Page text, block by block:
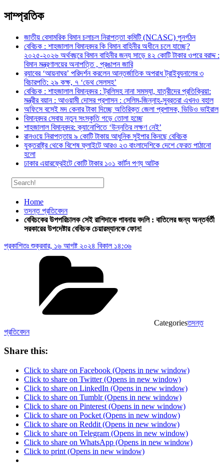
সাম্প্রতিক
জাতীয় বেসামরিক বিমান চলাচল নিরাপত্তা কমিটি (NCASC) পুনর্গঠন
বেবিচক : শাহজালাল বিমানবন্দর কি বিমান বাহিনীর অধীনে চলে যাচ্ছে?
২০২৫-২০২৬ অর্থবছরে বিমান বাহিনীর জন্য সাড়ে ৪২ কোটি টাকার ওপরে বরাদ্দ :
বিমান মন্ত্রণালয়ের অনাপত্তি , প্রঙাপন জারি
র‍্যাবের ‘আয়নাঘর’ পরিদর্শন করলেন আন্তর্জাতিক অপরাধ ট্রাইব্যুনালের ৩
বিচারপতি: ২৯ কক্ষ, ৭ ‘ডেথ সেলসহ’
বেবিচক : শাহজালাল বিমানবন্দর : ট্রলিসহ নানা সমস্যা, যাত্রীদের প্রতিক্রিয়া:
মন্ত্রীর বয়ান : আওয়ামী দোসর প্রশাসন : সেলিম-জিন্নাহ-সুব্রতরা এখনও বহাল
অফিসে বসেই মদ কেনার টাকা দিচ্ছে অতিরিক্ত জেলা প্রশাসক, ভিডিও ভাইরাল
বিমানবন্দর সেবায় নতুন সংস্কৃতি গড়ে তোলা হচ্ছে
শাহজালাল বিমানবন্দর: ক্যানোপিতে ‘উন্নতির লক্ষণ নেই’
রানওয়ে নিরাপত্তায় ৯ কোটি টাকায় আধুনিক সুইপার কিনছে বেবিচক
যুক্তরাষ্ট্র থেকে বিশেষ ফ্লাইটে আরও ২৩ বাংলাদেশিকে দেশে ফেরত পাঠানো
হলো
ঢাকার এয়ারফ্রেইটে কোটি টাকার ১০১ কার্টন পণ্য আটক
Home
তদন্ত প্রতিবেদন
বেবিচকের উপপরিচালক সেই রাশিদাকে পাবনায় বদলি : বাতিলের জন্য অন্তর্বর্তী
সরকারের উপদেষ্টার বেবিচক চেয়ারম্যানকে ফোন!
প্রকাশিতঃশুক্রবার, ১৬ আগষ্ট ২০২৪ বিকাল ১৪:৩৬
Categoriesতদন্ত
প্রতিবেদন
Share this:
Click to share on Facebook (Opens in new window)
Click to share on Twitter (Opens in new window)
Click to share on LinkedIn (Opens in new window)
Click to share on Tumblr (Opens in new window)
Click to share on Pinterest (Opens in new window)
Click to share on Pocket (Opens in new window)
Click to share on Reddit (Opens in new window)
Click to share on Telegram (Opens in new window)
Click to share on WhatsApp (Opens in new window)
Click to print (Opens in new window)